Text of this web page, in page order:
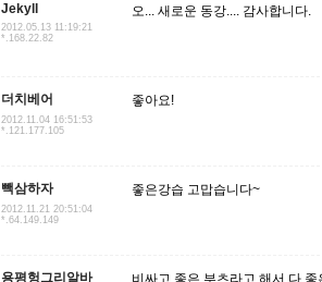
Jekyll
2012.05.13 11:19:21
*.168.22.82
오... 새로운 동강.... 감사합니다.
더치베어
2012.11.04 16:51:53
*.121.177.105
좋아요!
빽삼하자
2012.11.21 20:51:04
*.64.149.149
좋은강습 고맙습니다~
용평헝그리알바 비싸고 좋은 부츠라고 해서 다